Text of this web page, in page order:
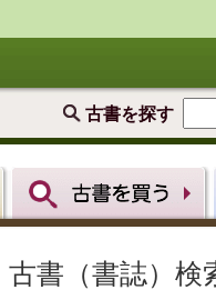
古書を探す
書（書誌）検